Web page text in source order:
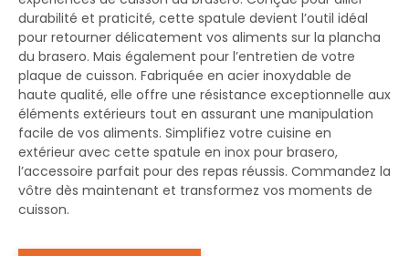
durabilité et praticité, cette spatule devient l’outil idéal
pour retourner délicatement vos aliments sur la plancha
du brasero. Mais également pour l’entretien de votre
plaque de cuisson. Fabriquée en acier inoxydable de
haute qualité, elle offre une résistance exceptionnelle aux
éléments extérieurs tout en assurant une manipulation
facile de vos aliments. Simplifiez votre cuisine en
extérieur avec cette spatule en inox pour brasero,
l’accessoire parfait pour des repas réussis. Commandez la
vôtre dès maintenant et transformez vos moments de
cuisson.